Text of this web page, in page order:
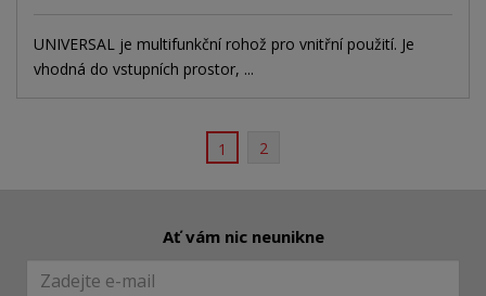
UNIVERSAL je multifunkční rohož pro vnitřní použití. Je
vhodná do vstupních prostor, ...
1 2
Ať vám nic neunikne